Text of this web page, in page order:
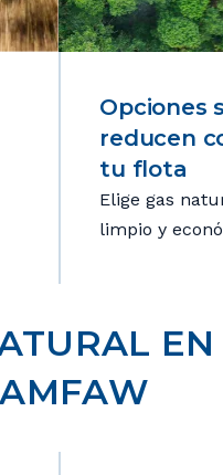
Opciones
reducen
tu flota
Elige gas
limpio y
EN